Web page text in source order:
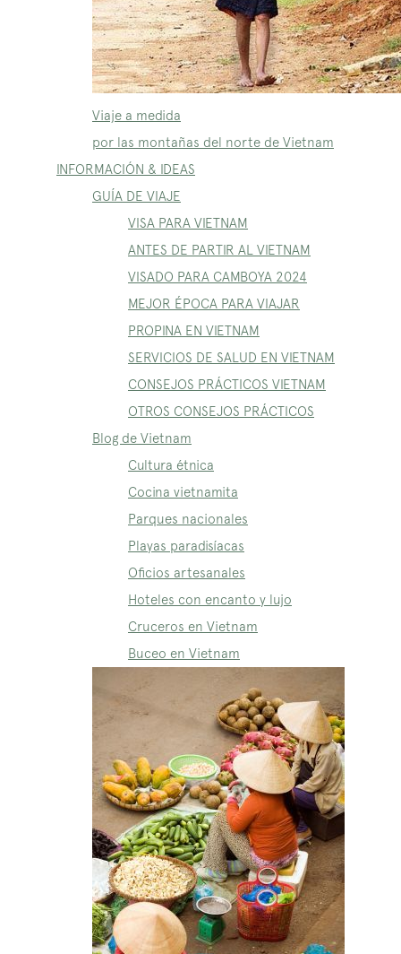
Viaje a medida
por las montañas del norte de Vietnam
INFORMACIÓN & IDEAS
GUÍA DE VIAJE
VISA PARA VIETNAM
ANTES DE PARTIR AL VIETNAM
VISADO PARA CAMBOYA 2024
MEJOR ÉPOCA PARA VIAJAR
PROPINA EN VIETNAM
SERVICIOS DE SALUD EN VIETNAM
CONSEJOS PRÁCTICOS VIETNAM
OTROS CONSEJOS PRÁCTICOS
Blog de Vietnam
Cultura étnica
Cocina vietnamita
Parques nacionales
Playas paradisíacas
Oficios artesanales
Hoteles con encanto y lujo
Cruceros en Vietnam
Buceo en Vietnam